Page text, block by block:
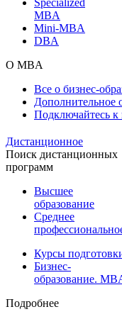
MBA
Mini-MBA
DBA
О MBA
Все о бизнес-
Дополнительное
Подключайтесь к
Дистанционное
Поиск дистанционных
программ
Высшее
образование
Среднее
Курсы
Бизнес-
образование.
Подробнее